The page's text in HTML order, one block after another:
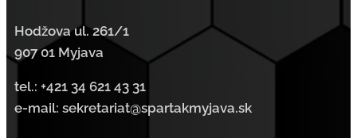
Hodžova ul. 261/1
907 01 Myjava
tel.: +421 34 621 43 31
e-mail: sekretariat@spartakmyjava.sk